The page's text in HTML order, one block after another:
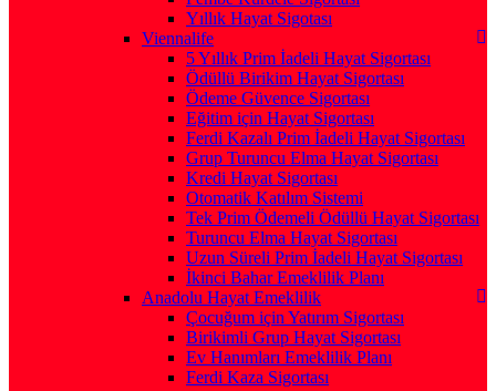
Yıllık Hayat Sigotası
Viennalife
5 Yıllık Prim İadeli Hayat Sigortası
Ödüllü Birikim Hayat Sigortası
Ödeme Güvence Sigortası
Eğitim için Hayat Sigortası
Ferdi Kazalı Prim İadeli Hayat Sigortası
Grup Turuncu Elma Hayat Sigortası
Kredi Hayat Sigortası
Otomatik Katılım Sistemi
Tek Prim Ödemeli Ödüllü Hayat Sigortası
Turuncu Elma Hayat Sigortası
Uzun Süreli Prim İadeli Hayat Sigortası
İkinci Bahar Emeklilik Planı
Anadolu Hayat Emeklilik
Çocuğum için Yatırım Sigortası
Birikimli Grup Hayat Sigortası
Ev Hanımları Emeklilik Planı
Ferdi Kaza Sigortası